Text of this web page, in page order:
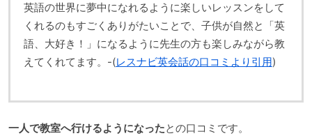
英語の世界に夢中になれるように楽しいレッスンをして
くれるのもすごくありがたいことで、子供が自然と「英
語、大好き！」になるように先生の方も楽しみながら教
えてくれてます。-(レスナビ英会話の口コミより引用)
一人で教室へ行けるようになったとの口コミです。